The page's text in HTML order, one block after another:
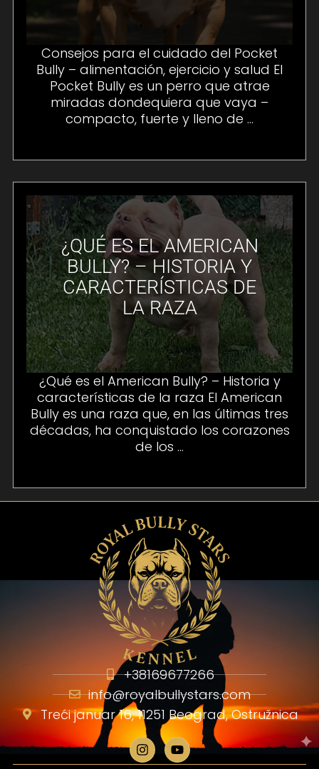
Consejos para el cuidado del Pocket
Bully – alimentación, ejercicio y salud El
Pocket Bully es un perro que atrae
miradas dondequiera que vaya –
compacto, fuerte y lleno de ...
¿QUÉ ES EL AMERICAN
BULLY? – HISTORIA Y
CARACTERÍSTICAS DE
LA RAZA
¿Qué es el American Bully? – Historia y
características de la raza El American
Bully es una raza que, en las últimas tres
décadas, ha conquistado los corazones
de los ...
+38169677266
info@royalbullystars.com
Treći januar 16, 11251 Beograd, Ostružnica